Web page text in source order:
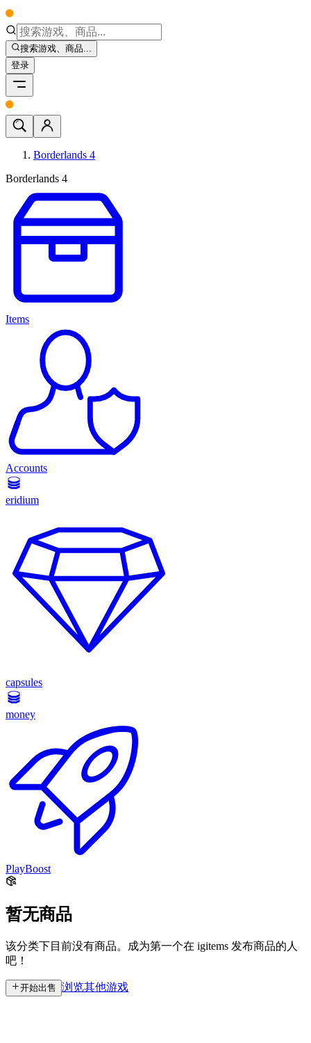
搜索游戏、商品...
登录
Borderlands 4
Borderlands 4
Items
Accounts
eridium
capsules
money
PlayBoost
暂无商品
该分类下目前没有商品。成为第一个在 igitems 发布商品的人
吧！
开始出售 浏览其他游戏